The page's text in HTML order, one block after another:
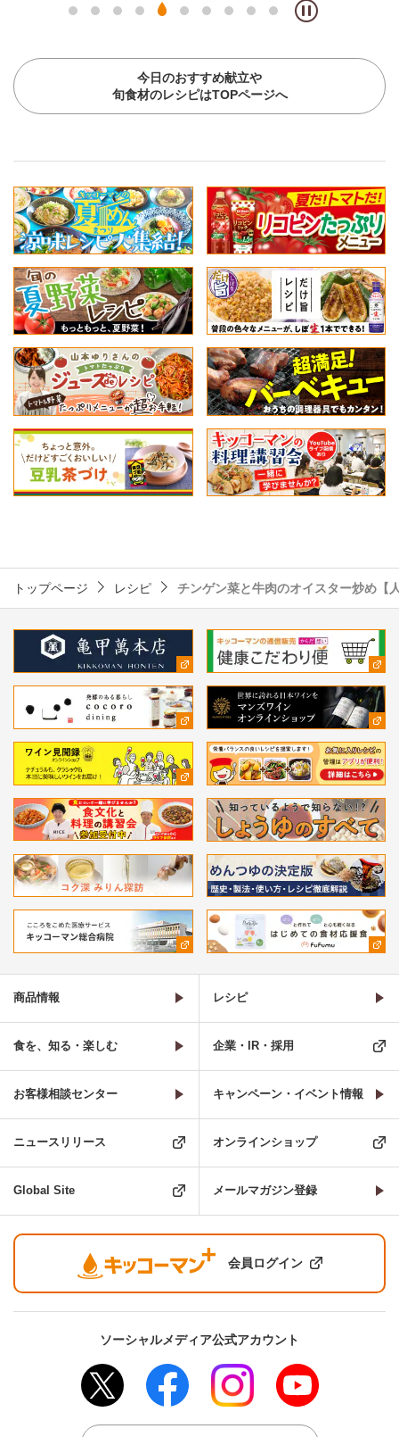
今日のおすすめ献立や
旬食材のレシピはTOPページへ
トップページ レシピ チンゲン菜と牛肉のオイスター炒め【
商品情報 レシピ
食を、知る・楽しむ 企業・IR・採用
お客様相談センター キャンペーン・イベント情報
ニュースリリース オンラインショップ
Global Site メールマガジン登録
会員ログイン
ソーシャルメディア公式アカウント